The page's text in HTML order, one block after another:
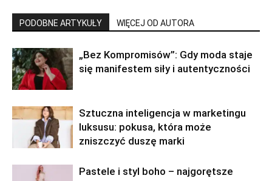
PODOBNE ARTYKUŁY WIĘCEJ OD AUTORA
„Bez Kompromisów”: Gdy moda staje
się manifestem siły i autentyczności
Sztuczna inteligencja w marketingu
luksusu: pokusa, która może
zniszczyć duszę marki
Pastele i styl boho – najgorętsze